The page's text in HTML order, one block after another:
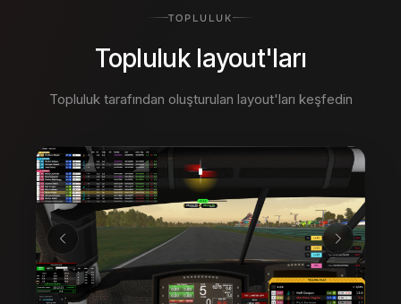
TOPLULUK
Topluluk layout'ları
Topluluk tarafından oluşturulan layout'ları keşfedin